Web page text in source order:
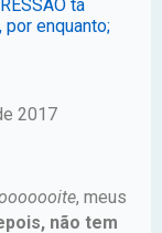
tá
por enquanto;
2017
, meus
não tem